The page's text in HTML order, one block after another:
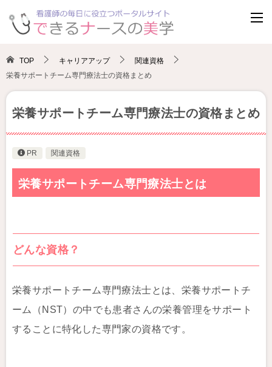
TOP キャリアアップ
関連資格
栄養サポートチーム専門療法士の資格まとめ
栄養サポートチーム専門療法士の資格まとめ
PR 関連資格
栄養サポートチーム専門療法士とは
どんな資格？
栄養サポートチーム専門療法士とは、栄養サポートチ
ーム（NST）の中でも患者さんの栄養管理をサポート
することに特化した専門家の資格です。